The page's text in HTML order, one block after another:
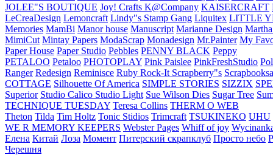
JOLEE"S BOUTIQUE Joy! Crafts K@Company KAISERCRAFT
LeCreaDesign Lemoncraft Lindy"s Stamp Gang Liquitex LITTLE
Memories MamBi Manor house Manuscript Marianne Design
MimiCut Mintay Papers ModaScrap Monadesign Mr.Painter My
Paper House Paper Studio Pebbles PENNY BLACK Peppy
PETALOO Petaloo PHOTOPLAY Pink Paislee PinkFreshStudio
Ranger Redesign Reminisce Ruby Rock-It Scrapberry"s
COTTAGE Silhouette Of America SIMPLE STORIES SIZZIX
Superior Studio Calico Studio Light Sue Wilson Dies Sugar Tree
TECHNIQUE TUESDAY Teresa Collins THERM O WEB
Theton Tilda Tim Holtz Tonic Stidios Trimcraft TSUKINEKO UHU
WE R MEMORY KEEPERS Webster Pages Whiff of joy
Елена Китай Лоза Момент Питерский скрапклуб Просто небо
Черешня